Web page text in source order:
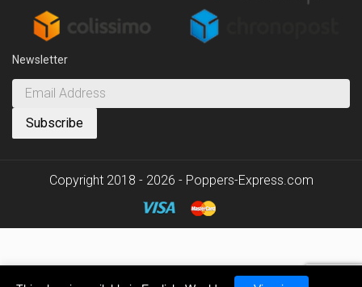
Newsletter
Copyright 2018 - 2026 - Poppers-Express.com